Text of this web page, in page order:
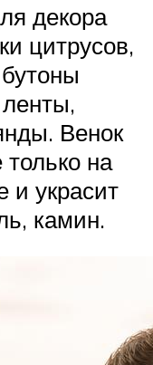
декора
цитрусов,
Венок
на
и украсит
камин.